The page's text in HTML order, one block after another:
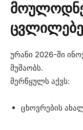
ურანი 2026-ში
მუშაობს.
მერწყულს აქვს:
ცხოვრების